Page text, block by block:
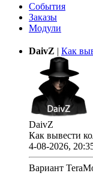
События
Заказы
Модули
DaivZ | Как
DaivZ
Как вывести
4-08-2026,
Вариант